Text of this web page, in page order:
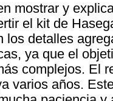
mostrar y
el kit de
los detalles
ya que el
complejos. El
varios años.